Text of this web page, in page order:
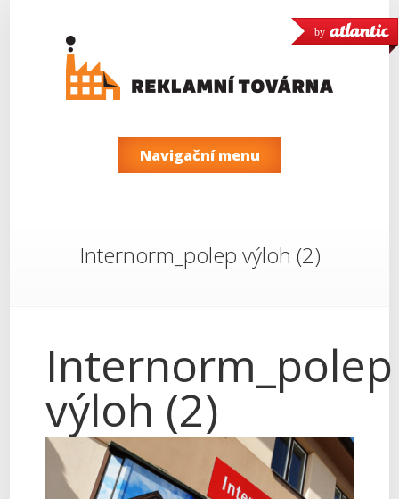
by
Navigační menu
Internorm_polep výloh (2)
Internorm_polep
výloh (2)